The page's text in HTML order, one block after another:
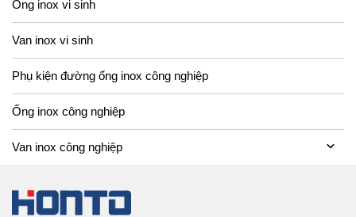
Ống inox vi sinh
Van inox vi sinh
Phụ kiện đường ống inox công nghiệp
Ống inox công nghiệp
Van inox công nghiệp